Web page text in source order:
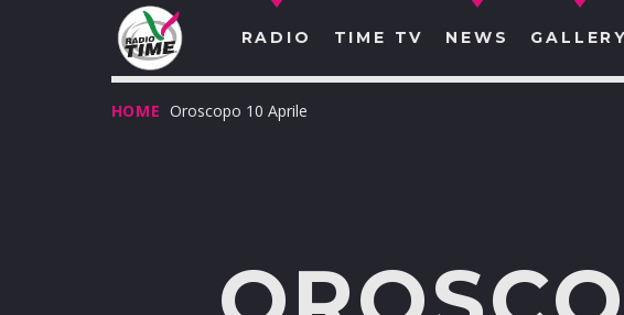
RADIO TIME TV NEWS GALLERY
HOME Oroscopo 10 Aprile